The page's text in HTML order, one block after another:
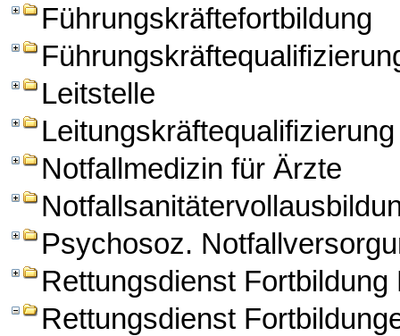
Führungskräftefortbildung
Leitstelle
Leitungskräftequalifizierung
Notfallmedizin für Ärzte
Psychosoz.
Rettungsdienst Fortbildung
Rettungsdienst